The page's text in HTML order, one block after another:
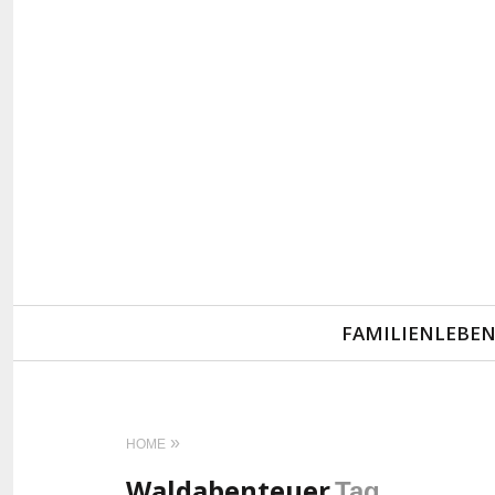
Navigation
FAMILIENLEBEN
HOME